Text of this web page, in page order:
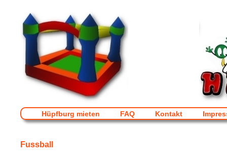
Hüpfburg mieten FAQ Kontakt
Fussball